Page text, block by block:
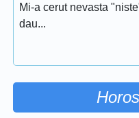
Mi-a cerut nevasta
dau...